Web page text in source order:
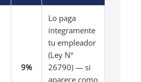
9%
Lo paga
íntegramente
tu empleador
(Ley N°
26790) — si
aparece como